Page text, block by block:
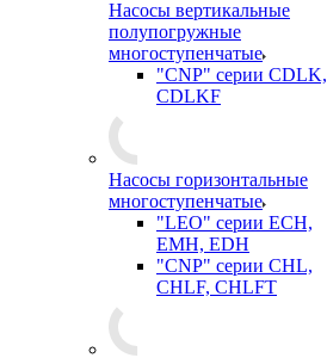
Насосы вертикальные
полупогружные
многоступенчатые
"CNP" серии CDLK,
CDLKF
Насосы горизонтальные
многоступенчатые
"LEO" серии ECH,
EMH, EDH
"CNP" серии CHL,
CHLF, CHLFT